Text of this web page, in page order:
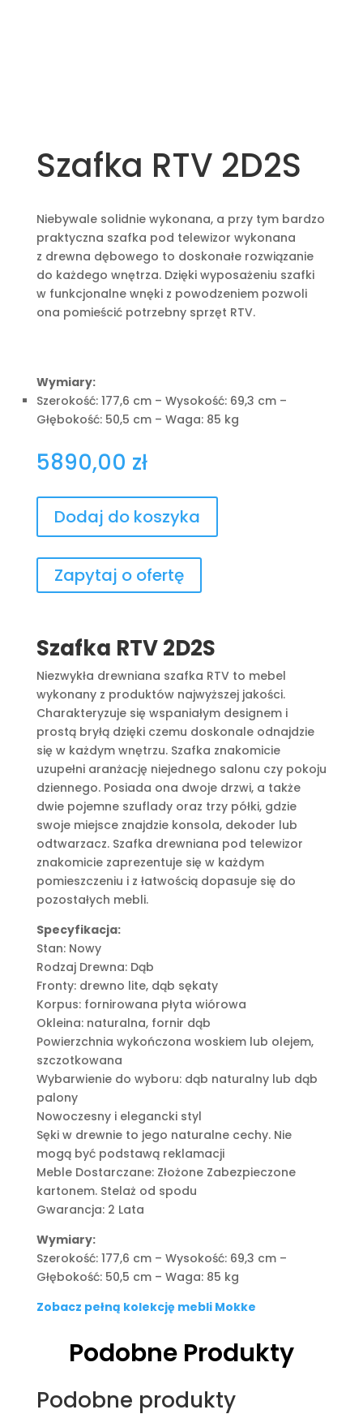
Szafka RTV 2D2S
Niebywale solidnie wykonana, a przy tym bardzo
praktyczna szafka pod telewizor wykonana
z drewna dębowego to doskonałe rozwiązanie
do każdego wnętrza. Dzięki wyposażeniu szafki
w funkcjonalne wnęki z powodzeniem pozwoli
ona pomieścić potrzebny sprzęt RTV.
Wymiary:
Szerokość: 177,6 cm – Wysokość: 69,3 cm –
Głębokość: 50,5 cm – Waga: 85 kg
5890,00 zł
Dodaj do koszyka
Zapytaj o ofertę
Szafka RTV 2D2S
Niezwykła drewniana szafka RTV to mebel
wykonany z produktów najwyższej jakości.
Charakteryzuje się wspaniałym designem i
prostą bryłą dzięki czemu doskonale odnajdzie
się w każdym wnętrzu. Szafka znakomicie
uzupełni aranżację niejednego salonu czy pokoju
dziennego. Posiada ona dwoje drzwi, a także
dwie pojemne szuflady oraz trzy półki, gdzie
swoje miejsce znajdzie konsola, dekoder lub
odtwarzacz. Szafka drewniana pod telewizor
znakomicie zaprezentuje się w każdym
pomieszczeniu i z łatwością dopasuje się do
pozostałych mebli.
Specyfikacja:
Stan: Nowy
Rodzaj Drewna: Dąb
Fronty: drewno lite, dąb sękaty
Korpus: fornirowana płyta wiórowa
Okleina: naturalna, fornir dąb
Powierzchnia wykończona woskiem lub olejem,
szczotkowana
Wybarwienie do wyboru: dąb naturalny lub dąb
palony
Nowoczesny i elegancki styl
Sęki w drewnie to jego naturalne cechy. Nie
mogą być podstawą reklamacji
Meble Dostarczane: Złożone Zabezpieczone
kartonem. Stelaż od spodu
Gwarancja: 2 Lata
Wymiary:
Szerokość: 177,6 cm – Wysokość: 69,3 cm –
Głębokość: 50,5 cm – Waga: 85 kg
Zobacz pełną kolekcję mebli Mokke
Podobne Produkty
Podobne produkty